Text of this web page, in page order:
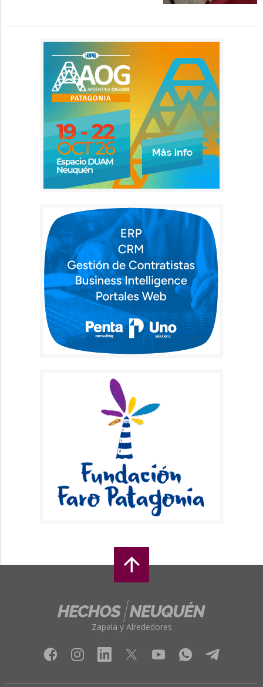
Zapala y Alrededores